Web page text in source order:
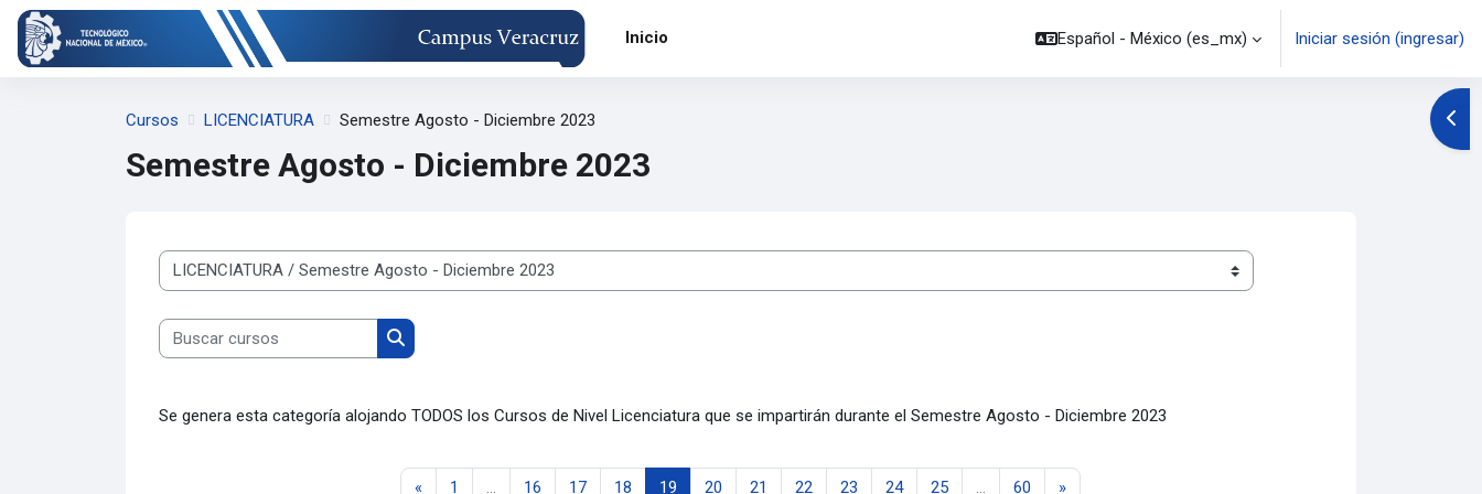
Saltar al contenido principal
Inicio
Español - México ‎(es_mx)‎ Iniciar sesión (ingresar)
Cursos LICENCIATURA Semestre Agosto - Diciembre 2023
Semestre Agosto - Diciembre 2023
Categorías
Buscar cursos
Buscar cursos
Se genera esta categoría alojando TODOS los Cursos de Nivel Licenciatura que se impartirán durante el Semestre Agosto - Diciembre 2023
«Página anterior
1 … 16 Página 16
17Página 17
18 Página 18
19 Página 19
20 Página 20
21 Página 21
22 Página 22
23 Página 23
24Página 24
25Página 25
… 60 Página 60
»Página siguiente